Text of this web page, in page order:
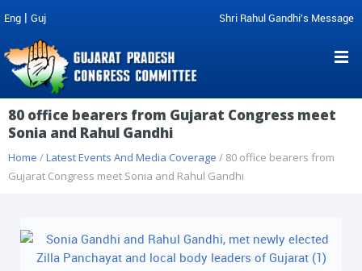
Eng | Guj Shri Rahul Gandhi's Message
80 office bearers from Gujarat Congress meet
Sonia and Rahul Gandhi
Home /Latest Events And Media Coverage / 80 office bearers from
Gujarat Congress meet Sonia and Rahul Gandhi